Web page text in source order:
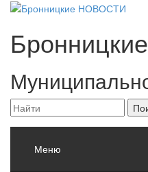
Бронницкие
Меню